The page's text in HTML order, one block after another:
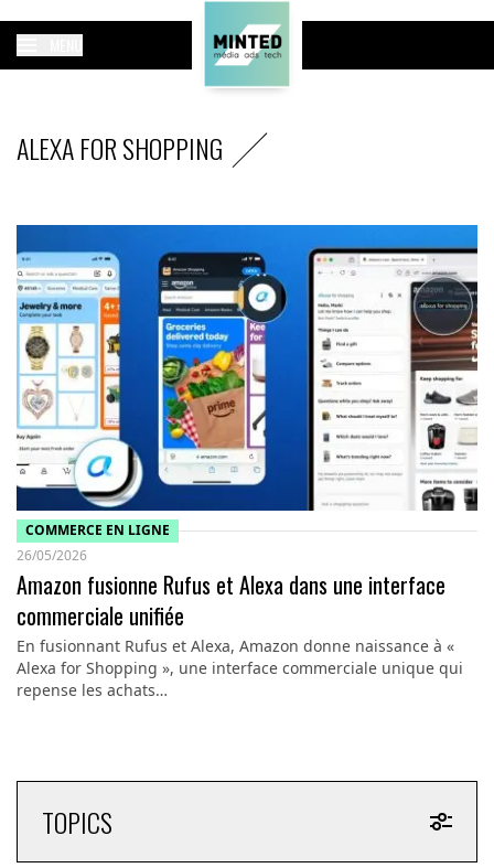
ALEXA FOR SHOPPING
COMMERCE EN LIGNE
26/05/2026
Amazon fusionne Rufus et Alexa dans une interface
commerciale unifiée
En fusionnant Rufus et Alexa, Amazon donne naissance à «
Alexa for Shopping », une interface commerciale unique qui
repense les achats…
TOPICS